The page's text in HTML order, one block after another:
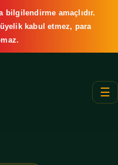
bilgilendirme amaçlıdır.
kabul etmez, para
☰